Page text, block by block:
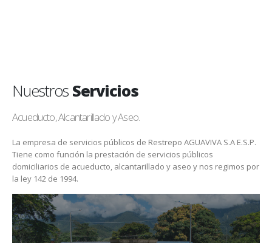
Nuestros Servicios
Acueducto, Alcantarillado y Aseo.
La empresa de servicios públicos de Restrepo AGUAVIVA S.A E.S.P.
Tiene como función la prestación de servicios públicos
domiciliarios de acueducto, alcantarillado y aseo y nos regimos por
la ley 142 de 1994.